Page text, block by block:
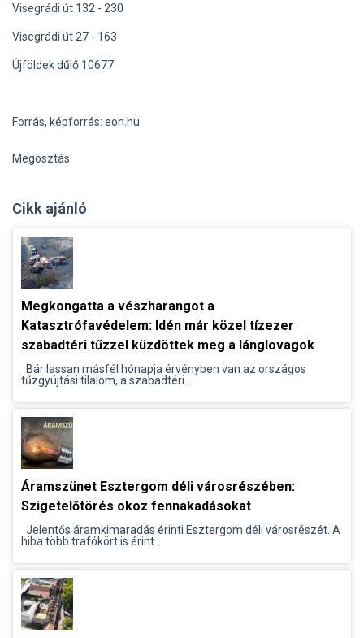
Visegrádi út 132 - 230
Visegrádi út 27 - 163
Újföldek dűlő 10677
Forrás, képforrás: eon.hu
Megosztás
Cikk ajánló
Megkongatta a vészharangot a
Katasztrófavédelem: Idén már közel tízezer
szabadtéri tűzzel küzdöttek meg a lánglovagok
Bár lassan másfél hónapja érvényben van az országos
tűzgyújtási tilalom, a szabadtéri...
Áramszünet Esztergom déli városrészében:
Szigetelőtörés okoz fennakadásokat
Jelentős áramkimaradás érinti Esztergom déli városrészét. A
hiba több trafókört is érint...